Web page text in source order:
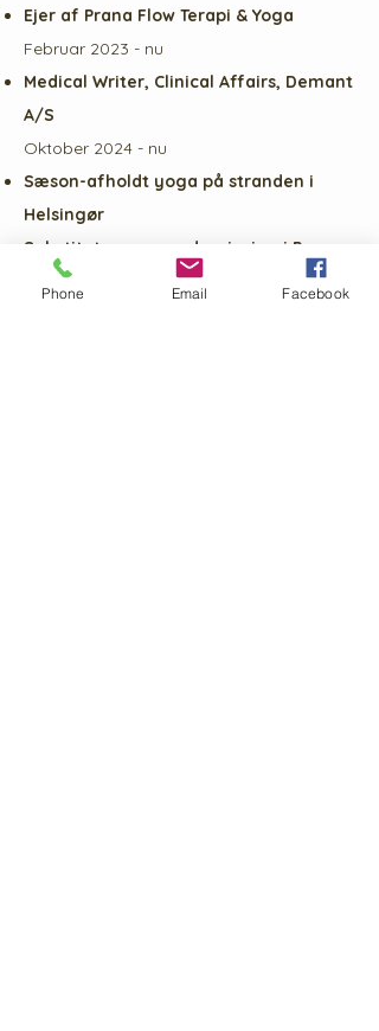
Ejer af Prana Flow Terapi & Yoga
Februar 2023 - nu
Medical Writer, Clinical Affairs, Demant
A/S
Oktober 2024 - nu
Sæson-afholdt yoga på stranden i
Helsingør
Substitute yoga-undervisning i Power
Yoga Copenhagen
Phone Email Facebook